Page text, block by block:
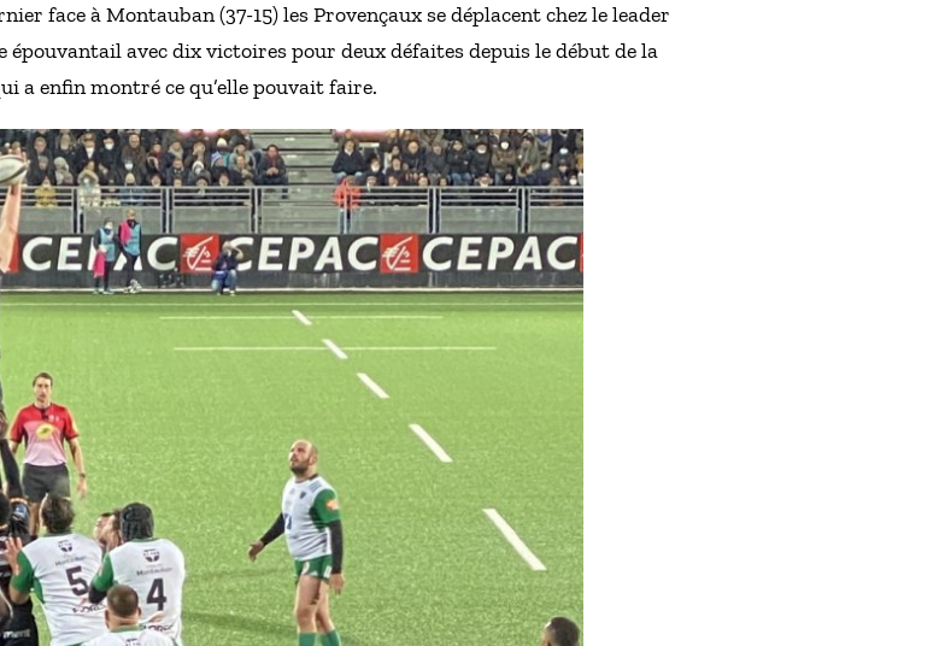
face à Montauban (37-15) les Provençaux se déplacent chez le leader
avec dix victoires pour deux défaites depuis le début de la
a enfin montré ce qu’elle pouvait faire.